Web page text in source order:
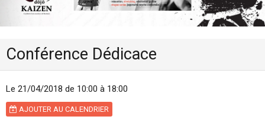
Conférence Dédicace
Le 21/04/2018 de 10:00 à 18:00
AJOUTER AU CALENDRIER